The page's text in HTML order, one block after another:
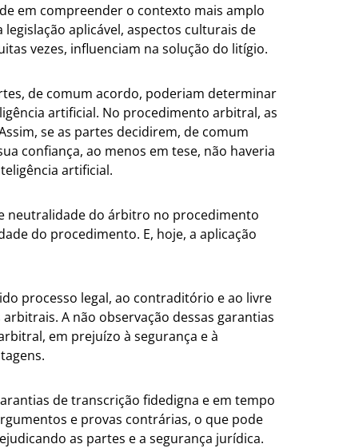
em compreender o contexto mais amplo
aplicável, aspectos culturais de
vezes, influenciam na solução do litígio.
de comum acordo, poderiam determinar
artificial. No procedimento arbitral, as
se as partes decidirem, de comum
confiança, ao menos em tese, não haveria
artificial.
neutralidade do árbitro no procedimento
do procedimento. E, hoje, a aplicação
processo legal, ao contraditório e ao livre
A não observação dessas garantias
em prejuízo à segurança e à
de transcrição fidedigna e em tempo
e provas contrárias, o que pode
as partes e a segurança jurídica.